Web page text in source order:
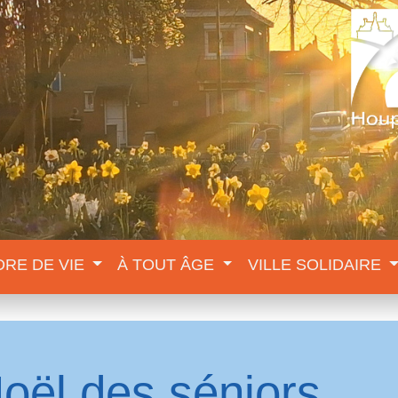
DE VIE À TOUT ÂGE VILLE SOLIDAIRE